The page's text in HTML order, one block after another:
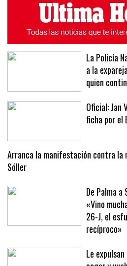
ÚLTIMAS NOTICIAS MÁS LEÍDAS
La Policía
a la
quien
Oficial: Jan
Arranca la manifestación contra la
Sóller
De Palma
«Vino
26-J, el
recíproco»